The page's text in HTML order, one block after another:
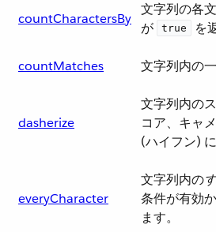
countCharactersBy
文字列の各
が ​
true を
countMatches 文字列内の
dasherize
文字列内の
コア、キャ
(ハイフン)
everyCharacter
文字列内の​
条件が有効
ます。